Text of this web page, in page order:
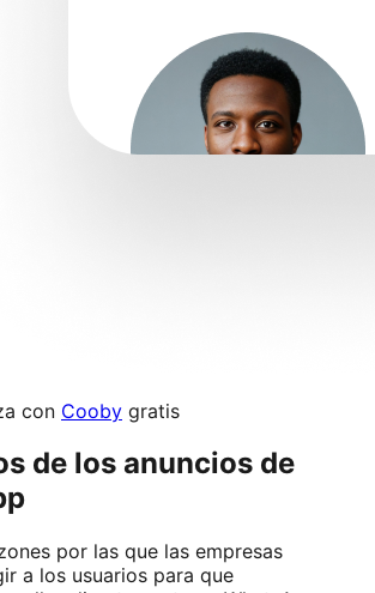
con Cooby gratis
de los anuncios de
por las que las empresas
a los usuarios para que